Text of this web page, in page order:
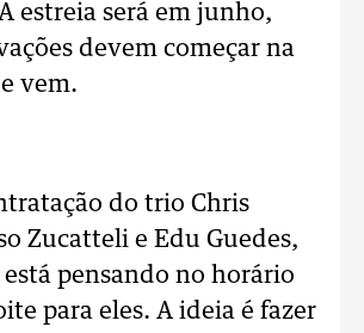
estreia será em junho,
devem começar na
vem.
do trio Chris
Zucatteli e Edu Guedes,
está pensando no horário
para eles. A ideia é fazer